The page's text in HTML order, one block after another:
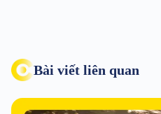
Bài viết liên quan